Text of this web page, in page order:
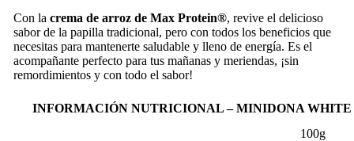
Con la crema de arroz de Max Protein®, revive el delicioso
sabor de la papilla tradicional, pero con todos los beneficios que
necesitas para mantenerte saludable y lleno de energía. Es el
acompañante perfecto para tus mañanas y meriendas, ¡sin
remordimientos y con todo el sabor!
INFORMACIÓN NUTRICIONAL – MINIDONA
100g